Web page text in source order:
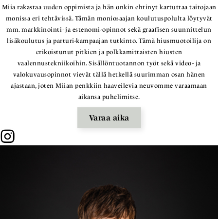
Miia rakastaa uuden oppimista ja hän onkin ehtinyt kartuttaa taitojaan
monissa eri tehtävissä. Tämän moniosaajan koulutuspolulta löytyvät
mm. markkinointi- ja estenomi-opinnot sekä graafisen suunnittelun
lisäkoulutus ja parturi-kampaajan tutkinto. Tämä hiusmuotoilija on
erikoistunut pitkien ja polkkamittaisten hiusten
vaalennustekniikoihin. Sisällöntuotannon työt sekä video- ja
valokuvausopinnot vievät tällä hetkellä suurimman osan hänen
ajastaan, joten Miian penkkiin haaveilevia neuvomme varaamaan
aikansa puhelimitse.
Varaa aika